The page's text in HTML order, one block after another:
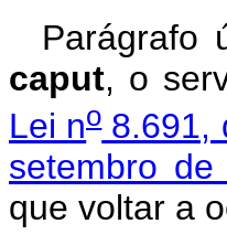
Parágrafo
caput, o
Lei no8.691,
setembro de
que voltar a